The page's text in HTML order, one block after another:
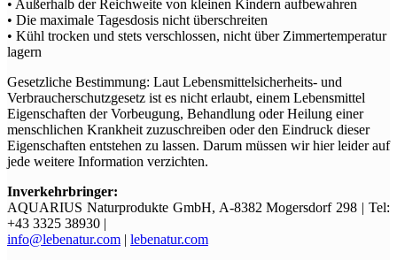
• Außerhalb der Reichweite von kleinen Kindern aufbewahren
• Die maximale Tagesdosis nicht überschreiten
• Kühl trocken und stets verschlossen, nicht über Zimmertemperatur
lagern
Gesetzliche Bestimmung: Laut Lebensmittelsicherheits- und
Verbraucherschutzgesetz ist es nicht erlaubt, einem Lebensmittel
Eigenschaften der Vorbeugung, Behandlung oder Heilung einer
menschlichen Krankheit zuzuschreiben oder den Eindruck dieser
Eigenschaften entstehen zu lassen. Darum müssen wir hier leider auf
jede weitere Information verzichten.
Inverkehrbringer:
AQUARIUS Naturprodukte GmbH, A-8382 Mogersdorf 298 | Tel:
+43 3325 38930 |
info@lebenatur.com | lebenatur.com